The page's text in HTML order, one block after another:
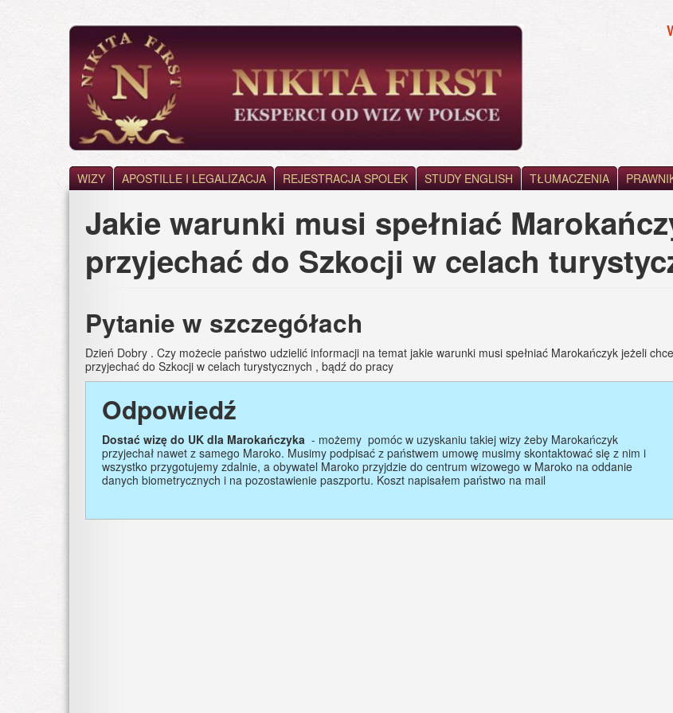
WIZY APOSTILLE I LEGALIZACJA REJESTRACJA SPOLEK STUDY ENGLISH TŁUMACZENIA
Jakie warunki musi spełniać
przyjechać do Szkocji w celach
Pytanie w szczegółach
Dzień Dobry . Czy możecie państwo udzielić informacji na temat jakie warunki musi spełniać Marokańczyk jeżeli chce
przyjechać do Szkocji w celach turystycznych , bądź do pracy
Odpowiedź
Dostać wizę do UK dla Marokańczyka - możemy pomóc w uzyskaniu takiej wizy żeby Marokańczyk
przyjechał nawet z samego Maroko. Musimy podpisać z państwem umowę musimy skontaktować się z nim i
wszystko przygotujemy zdalnie, a obywatel Maroko przyjdzie do centrum wizowego w Maroko na oddanie
danych biometrycznych i na pozostawienie paszportu. Koszt napisałem państwo na mail